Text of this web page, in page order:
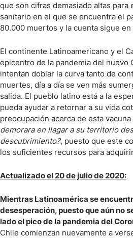
que son cifras demasiado altas para
sanitario en el que se encuentra el
80.000 muertos y la cuenta sigue en
El continente Latinoamericano y el
epicentro de la pandemia del nuevo
intentan doblar la curva tanto de
muertes, día a día se ven más
salida. El pueblo latino está a la
pueda ayudar a retornar a su vida
preocupación acerca de esta vacuna
demorara en llagar a su territorio
descubrimiento?, puesto que este
los suficientes recursos para
Actualizado el 20 de julio de 2020:
Mientras Latinoamérica se
desesperación, puesto que aún no
lado el pico de la pandemia del
Chile comienzan nuevamente a